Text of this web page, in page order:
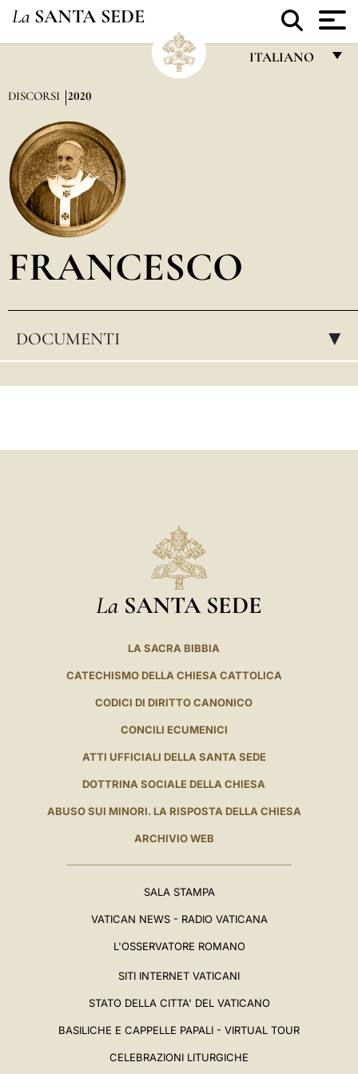
La SANTA SEDE
ITALIANO
العربيّة
DISCORSI 2020
FRANCESCO
DOCUMENTI ▸
La SANTA SEDE
LA SACRA BIBBIA
CATECHISMO DELLA CHIESA CATTOLICA
CODICI DI DIRITTO CANONICO
CONCILI ECUMENICI
ATTI UFFICIALI DELLA SANTA SEDE
DOTTRINA SOCIALE DELLA CHIESA
ABUSO SUI MINORI. LA RISPOSTA DELLA CHIESA
ARCHIVIO WEB
SALA STAMPA
VATICAN NEWS - RADIO VATICANA
L'OSSERVATORE ROMANO
SITI INTERNET VATICANI
STATO DELLA CITTA' DEL VATICANO
BASILICHE E CAPPELLE PAPALI - VIRTUAL TOUR
CELEBRAZIONI LITURGICHE